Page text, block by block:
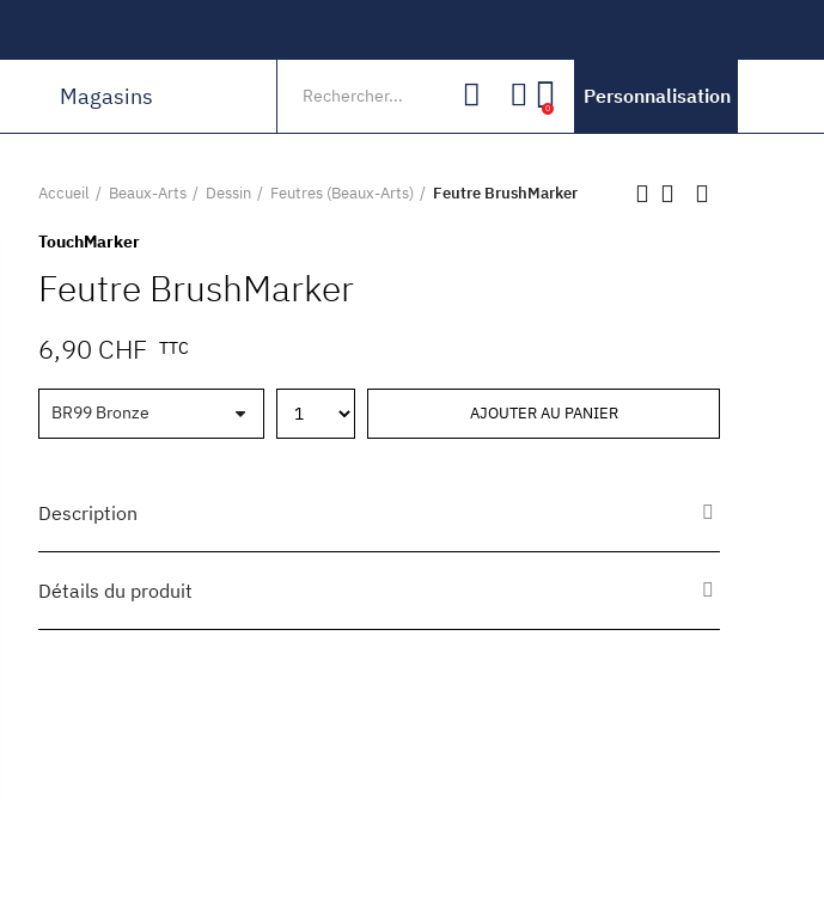
Magasins 0
Personnalisation
Accueil Beaux-Arts Dessin Feutres (Beaux-Arts) Feutre BrushMarker
TouchMarker
Feutre BrushMarker
6,90 CHF TTC
AJOUTER AU PANIER
Description
Détails du produit